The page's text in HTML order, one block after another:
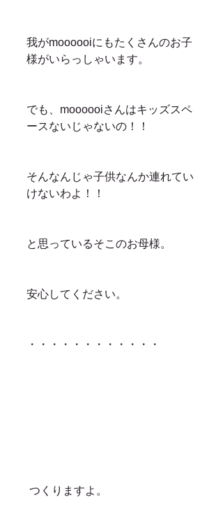
我がmoooooiにもたくさんのお子
様がいらっしゃいます。
でも、moooooiさんはキッズスペ
ースないじゃないの！！
そんなんじゃ子供なんか連れてい
けないわよ！！
と思っているそこのお母様。
安心してください。
・・・・・・・・・・・・
つくりますよ。